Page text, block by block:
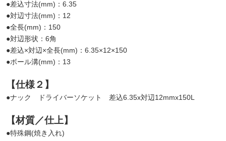
●差込寸法(mm)：6.35
●対辺寸法(mm)：12
●全長(mm)：150
●対辺形状：6角
●差込×対辺×全長(mm)：6.35×12×150
●ボール溝(mm)：13
【仕様２】
●ナック ドライバーソケット 差込6.35x対辺12mmx150L
【材質／仕上】
●特殊鋼(焼き入れ)